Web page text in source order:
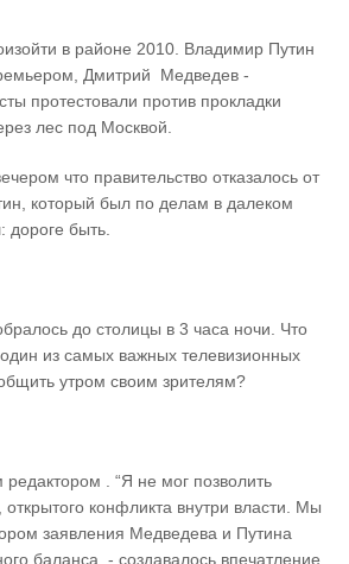
в районе 2010. Владимир Путин
Дмитрий Медведев -
протестовали против прокладки
лес под Москвой.
что правительство отказалось от
который был по делам в далеком
дороге быть.
до столицы в 3 часа ночи. Что
из самых важных телевизионных
утром своим зрителям?
. “Я не мог позволить
открытого конфликта внутри власти. Мы
заявления Медведева и Путина
баланса - создавалось впечатление,